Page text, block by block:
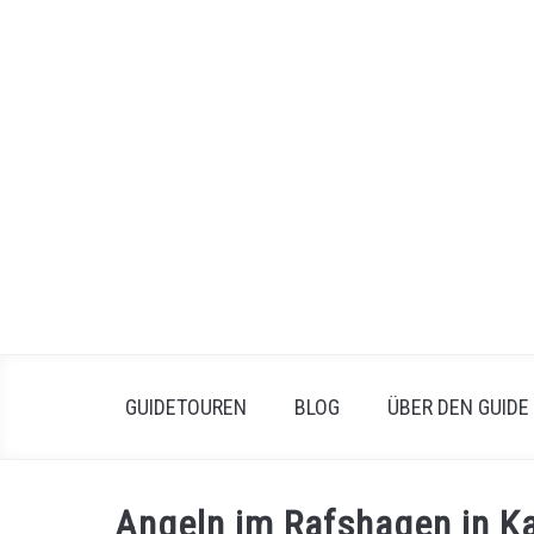
GUIDETOUREN BLOG ÜBER DEN GUIDE
Angeln im Rafshagen in